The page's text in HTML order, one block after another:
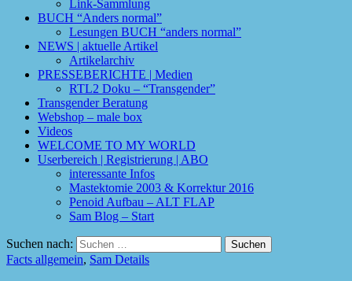
Link-Sammlung
BUCH “Anders normal”
Lesungen BUCH “anders normal”
NEWS | aktuelle Artikel
Artikelarchiv
PRESSEBERICHTE | Medien
RTL2 Doku – “Transgender”
Transgender Beratung
Webshop – male box
Videos
WELCOME TO MY WORLD
Userbereich | Registrierung | ABO
interessante Infos
Mastektomie 2003 & Korrektur 2016
Penoid Aufbau – ALT FLAP
Sam Blog – Start
Suchen nach:
Facts allgemein, Sam Details